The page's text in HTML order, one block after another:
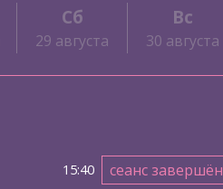
Сб
29 августа
Вс
30 августа
15:40 сеанс завершён